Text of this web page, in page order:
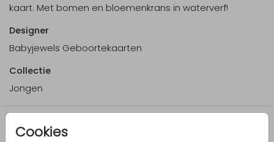
Cookies
kaart. Met bomen en bloemenkrans in waterverf!
Designer
Babyjewels Geboortekaarten
Collectie
Jongen
Meer in dezelfde stijl